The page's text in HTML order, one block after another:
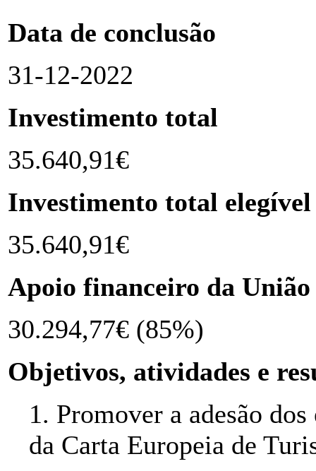
Data de conclusão
31-12-2022
Investimento total
35.640,91€
Investimento total elegível
35.640,91€
Apoio financeiro da
30.294,77€ (85%)
Objetivos, atividades e
1. Promover a adesão
da Carta Europeia de